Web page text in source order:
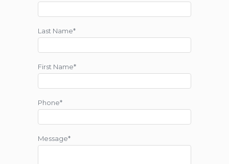
Last Name*
First Name*
Phone*
Message*